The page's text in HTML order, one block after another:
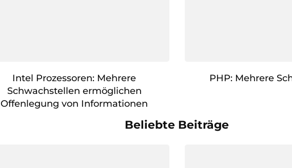
Intel Prozessoren: Mehrere
Schwachstellen ermöglichen
Offenlegung von Informationen
PHP: Mehrere
Beliebte Beiträge